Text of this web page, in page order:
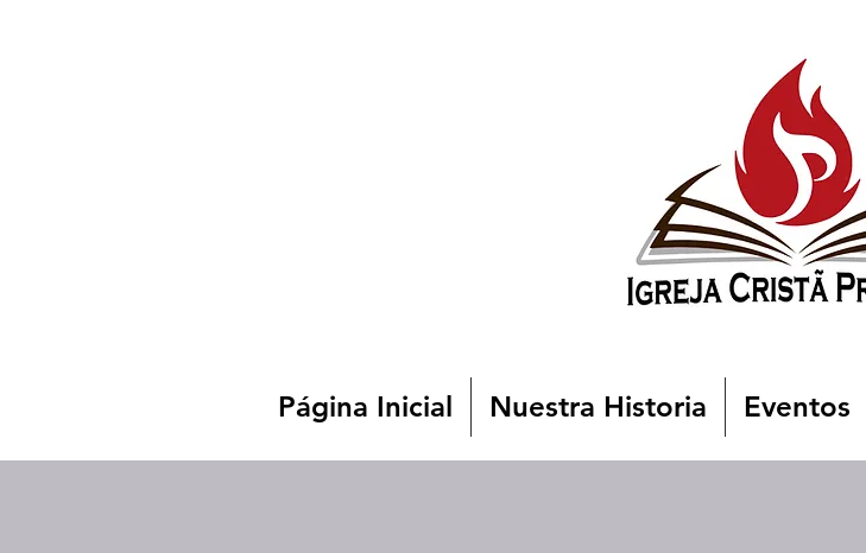
Página Inicial Nuestra Historia Eventos